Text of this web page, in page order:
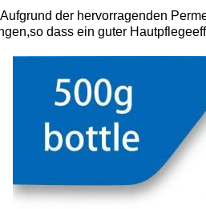
der hervorragenden
dass ein guter